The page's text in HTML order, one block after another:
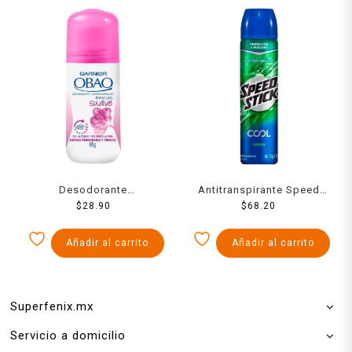
Desodorante
antitranspirante Garnier
dama en roll on 65 g
$28.90
Añadir al carrito
Antitranspirante Speed
Stick cool green en
ml
$68.20
Añadir al carrito
Superfenix.mx
Servicio a domicilio